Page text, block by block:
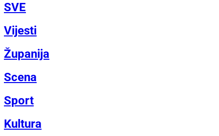
SVE
Vijesti
Županija
Scena
Sport
Kultura